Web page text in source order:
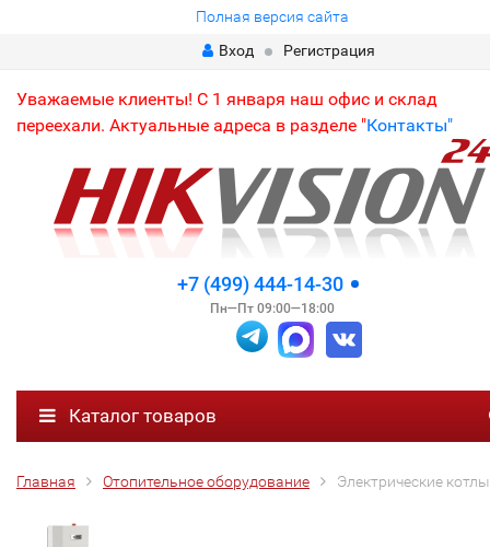
Полная версия сайта
Вход
Регистрация
Уважаемые клиенты! С 1 января наш офис и склад
переехали. Актуальные адреса в разделе "Контакты"
+7 (499) 444-14-30
Пн—Пт 09:00—18:00
Каталог товаров
Главная Отопительное оборудование Электрические котлы